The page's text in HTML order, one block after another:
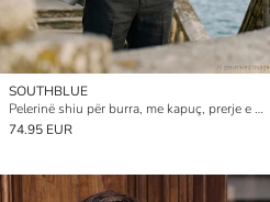
SOUTHBLUE
Pelerinë shiu për burra, me kapuç, prerje e rregullt
74.95 EUR